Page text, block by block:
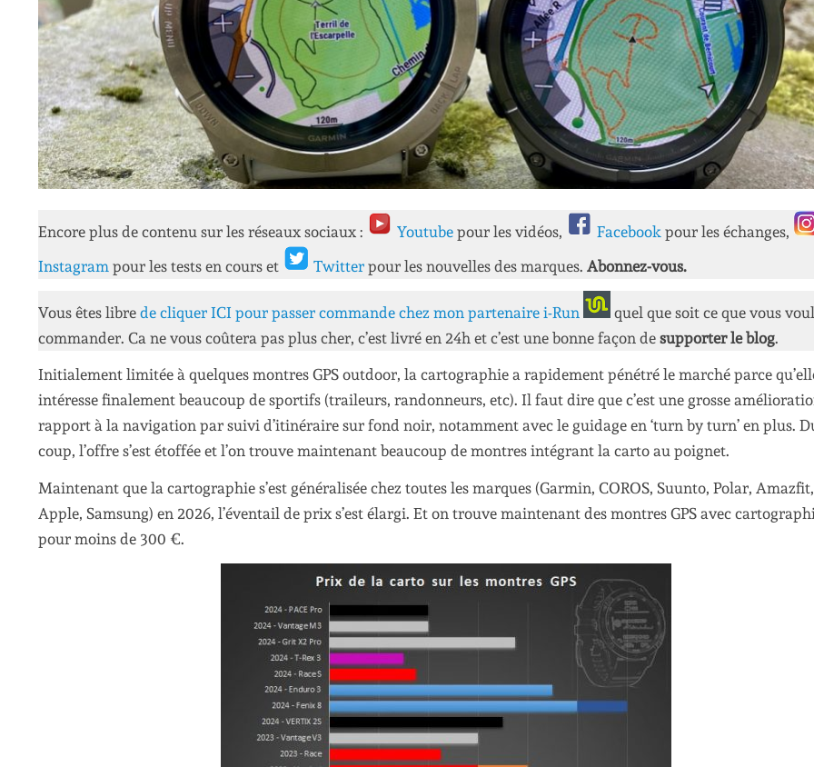
Encore plus de contenu sur les réseaux sociaux : Youtube pour les vidéos, Facebook pour les échanges,
Instagram pour les tests en cours et Twitter pour les nouvelles des marques. Abonnez-vous.
Vous êtes libre de cliquer ICI pour passer commande chez mon partenaire i-Run
quel que soit ce que vous
commander. Ca ne vous coûtera pas plus cher, c’est livré en 24h et c’est une bonne façon de supporter le blog.
Initialement limitée à quelques montres GPS outdoor, la cartographie a rapidement pénétré le marché parce
intéresse finalement beaucoup de sportifs (traileurs, randonneurs, etc). Il faut dire que c’est une grosse
rapport à la navigation par suivi d’itinéraire sur fond noir, notamment avec le guidage en ‘turn by turn’ en plus.
coup, l’offre s’est étoffée et l’on trouve maintenant beaucoup de montres intégrant la carto au poignet.
Maintenant que la cartographie s’est généralisée chez toutes les marques (Garmin, COROS, Suunto, Polar, Amazfit,
Apple, Samsung) en 2026, l’éventail de prix s’est élargi. Et on trouve maintenant des montres GPS avec
pour moins de 300 €.